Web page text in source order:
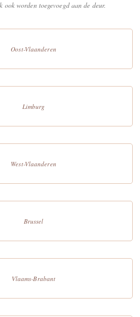
worden toegevoegd aan de deur.
Oost-Vlaanderen
Limburg
West-Vlaanderen
Brussel
Vlaams-Brabant